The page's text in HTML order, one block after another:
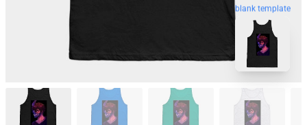
blank template